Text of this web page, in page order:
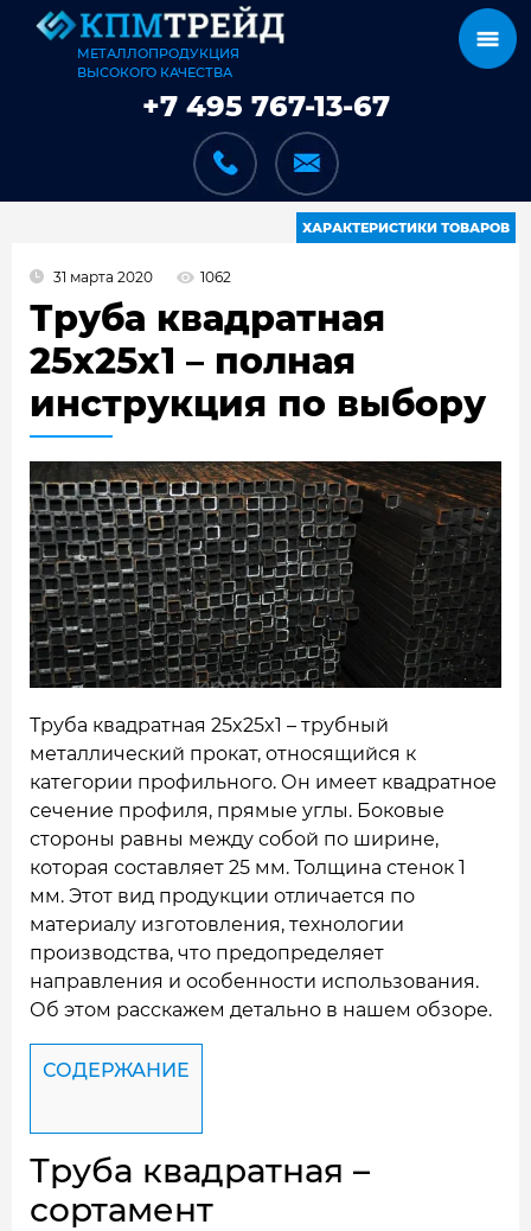
МЕТАЛЛОПРОДУКЦИЯ
ВЫСОКОГО КАЧЕСТВА
+7 495 767-13-67
КАК МЫ РАБОТАЕМ
ДОСТАВКА И ОПЛАТА
НАШИ ОБЪЕКТЫ
ОТЗЫВЫ
О НАС
БЛОГ
ХАРАКТЕРИСТИКИ ТОВАРОВ
31 марта 2020 1062
Труба квадратная
25x25x1 – полная
инструкция по выбору
Труба квадратная 25x25x1 – трубный
металлический прокат, относящийся к
категории профильного. Он имеет квадратное
сечение профиля, прямые углы. Боковые
стороны равны между собой по ширине,
которая составляет 25 мм. Толщина стенок 1
мм. Этот вид продукции отличается по
материалу изготовления, технологии
производства, что предопределяет
направления и особенности использования.
Об этом расскажем детально в нашем обзоре.
СОДЕРЖАНИЕ
Труба квадратная –
сортамент